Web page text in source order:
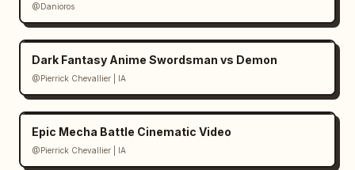
@Danioros
Dark Fantasy Anime Swordsman vs Demon
@Pierrick Chevallier | IA
Epic Mecha Battle Cinematic Video
@Pierrick Chevallier | IA